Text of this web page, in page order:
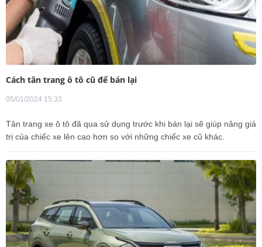
Cách tân trang ô tô cũ để bán lại
05/01/2024 15:33
Tân trang xe ô tô đã qua sử dụng trước khi bán lại sẽ giúp nâng giá
trị của chiếc xe lên cao hơn so với những chiếc xe cũ khác.